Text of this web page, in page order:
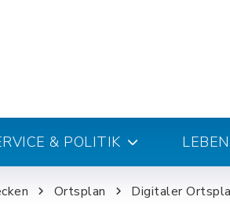
& POLITIK
Ortsplan Digitaler